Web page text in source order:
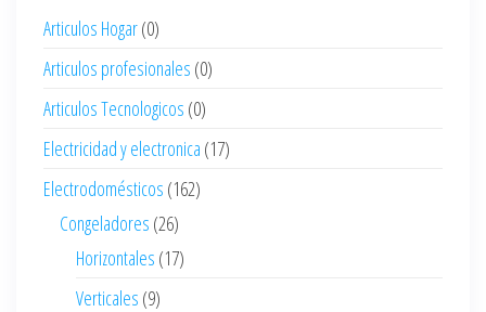
Articulos Hogar(0)
Articulos profesionales (0)
Articulos Tecnologicos (0)
Electricidad y electronica (17)
Electrodomésticos (162)
Congeladores (26)
Horizontales (17)
Verticales (9)